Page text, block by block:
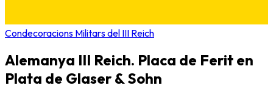
Condecoracions Militars del III Reich
Alemanya III Reich. Placa de Ferit en
Plata de Glaser & Sohn